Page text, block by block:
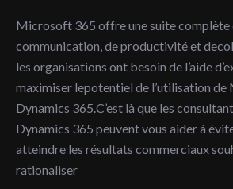
Microsoft 365 offre une suite complète
communication, de productivité et
les organisations ont besoin de l’aide
maximiser lepotentiel de l’utilisation
Dynamics 365.C’est là que les
Dynamics 365 peuvent vous aider à
atteindre les résultats commerciaux
rationaliser